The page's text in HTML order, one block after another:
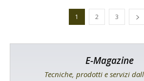
1 2 3
E-Magazine
Tecniche, prodotti e servizi